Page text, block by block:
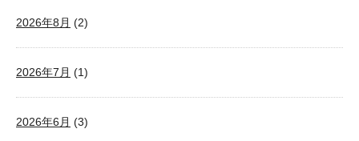
2026年8月 (2)
2026年7月 (1)
2026年6月 (3)